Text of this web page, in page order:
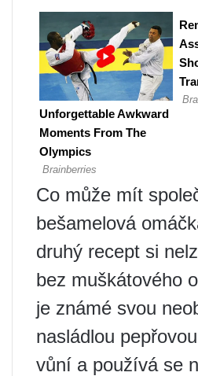
Co může mít
bešamelová
druhý recept si
bez muškátového
je známé svou
nasládlou
vůní a používá se